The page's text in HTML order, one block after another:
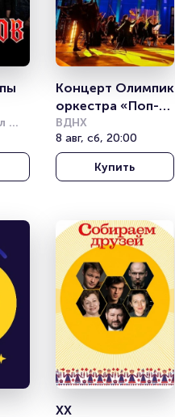
Концерт Олимпик
оркестра «Поп-
хиты с
симфоническим
оркестром»
ВДНХ
8 авг, сб, 20:00
Купить
XX